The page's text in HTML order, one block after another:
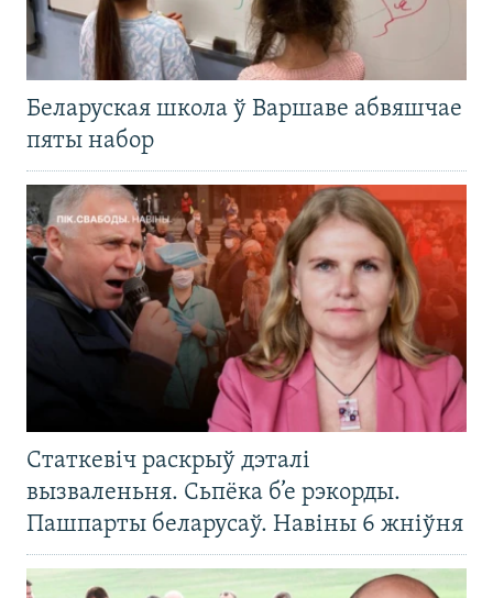
Беларуская школа ў Варшаве абвяшчае
пяты набор
Статкевіч раскрыў дэталі
вызваленьня. Сьпёка б’е рэкорды.
Пашпарты беларусаў. Навіны 6 жніўня